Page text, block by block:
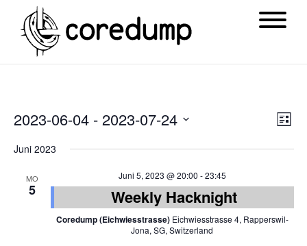
2023-06-04 - 2023-07-24
Juni 2023
MO
5
Juni 5, 2023 @ 20:00 -23:45
Weekly Hacknight
Coredump (Eichwiesstrasse) Eichwiesstrasse 4, Rapperswil-
Jona, SG, Switzerland